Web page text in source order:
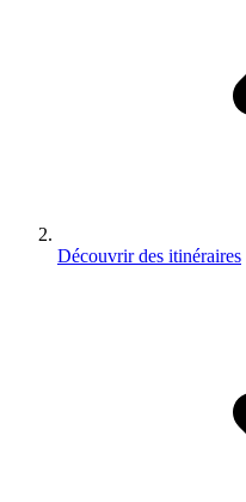
Découvrir des itinéraires